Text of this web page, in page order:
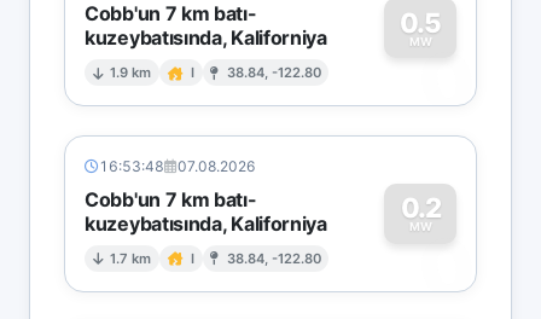
Cobb'un 7 km batı-
kuzeybatısında, Kaliforniya
1.9 km I 38.84, -122.80
0.5
MW
0
16:53:48 07.08.2026
Cobb'un 7 km batı-
kuzeybatısında, Kaliforniya
1.7 km I 38.84, -122.80
0.2
MW
0